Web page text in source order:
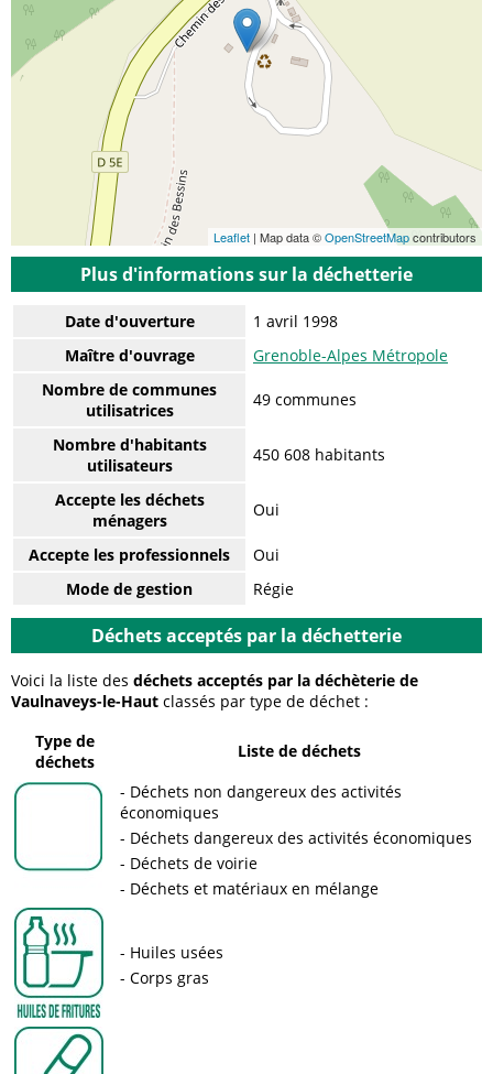
Leaflet | Map data ©OpenStreetMapcontributors
Plus d'informations sur la déchetterie
Date d'ouverture
1 avril 1998
Maître d'ouvrage
Grenoble-Alpes Métropole
Nombre de communes
utilisatrices
49 communes
Nombre d'habitants
utilisateurs
450 608 habitants
Accepte les déchets
ménagers
Oui
Accepte les professionnels
Oui
Mode de gestion
Régie
Déchets acceptés par la déchetterie
Voici la liste des déchets acceptés par la déchèterie de
Vaulnaveys-le-Haut classés par type de déchet :
Type de
déchets
Liste de déchets
Déchets non dangereux des activités
économiques
Déchets dangereux des activités économiques
Déchets de voirie
Déchets et matériaux en mélange
Huiles usées
Corps gras